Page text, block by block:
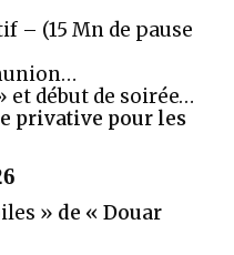
– (15 Mn de pause
et début de soirée…
privative pour les
» de « Douar